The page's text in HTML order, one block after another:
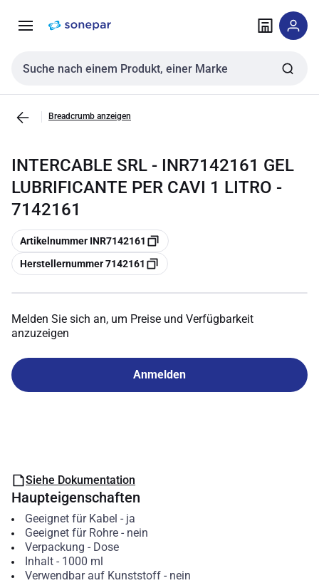
NavigationInhalt
Sucheingabe
Breadcrumb anzeigen
INTERCABLE SRL - INR7142161 GEL
LUBRIFICANTE PER CAVI 1 LITRO -
7142161
Kopieren
Artikelnummer INR7142161
Kopieren
Herstellernummer 7142161
Melden Sie sich an, um Preise und Verfügbarkeit
anzuzeigen
Anmelden
Siehe Dokumentation
Haupteigenschaften
Geeignet für Kabel - ja
Geeignet für Rohre- nein
Verpackung - Dose
Inhalt- 1000 ml
Verwendbar auf Kunststoff- nein